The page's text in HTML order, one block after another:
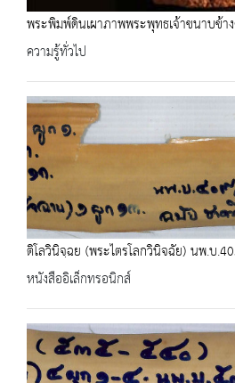
พระพิมพ์ดินเผาภาพพระพุทธเจ้าขนาบข้
ความรู้ทั่วไป
ติโลวินิจฺฉย (พระไตรโลกวินิจฉัย) นพ.บ
หนังสืออิเล็กทรอนิกส์